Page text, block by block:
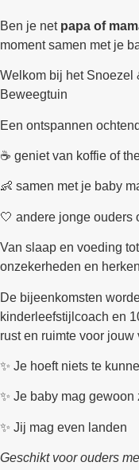
Ben je net papa of
moment samen met je
Welkom bij het Snoezel
Beweegtuin
Een ontspannen
☕ geniet van koffie of
👶 samen met je baby
🤍 andere jonge ouders
Van slaap en voeding
onzekerheden en
De bijeenkomsten
kinderleefstijlcoach en
rust en ruimte voor jouw
✨ Je hoeft niets te
✨ Je baby mag
✨ Jij mag even landen
Geschikt voor ouders